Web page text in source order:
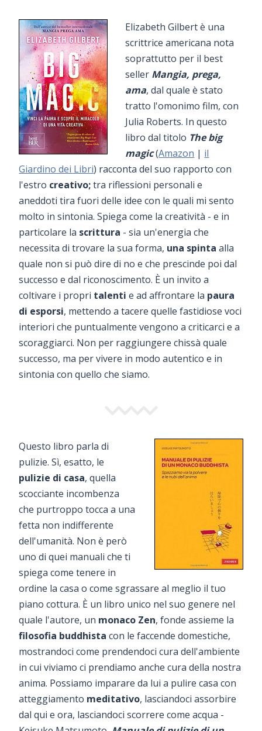
Elizabeth Gilbert è una
scrittrice americana nota
soprattutto per il best
seller Mangia, prega,
ama, dal quale è stato
tratto l'omonimo film, con
Julia Roberts. In questo
libro dal titolo The big
magic(Amazon | il
Giardino dei Libri) racconta del suo rapporto con
l'estro creativo;tra riflessioni personali e
aneddoti tira fuori delle idee con le quali mi sento
molto in sintonia. Spiega come la creatività - e in
particolare la scrittura - sia un'energia che
necessita di trovare la sua forma, una spinta alla
quale non si può dire di no e che prescinde poi dal
successo e dal riconoscimento. È un invito a
coltivare i propri talenti e ad affrontare la paura
di esporsi, mettendo a tacere quelle fastidiose voci
interiori che puntualmente vengono a criticarci e a
scoraggiarci. Non per raggiungere chissà quale
successo, ma per vivere in modo autentico e in
sintonia con quello che siamo.
Questo libro parla di
pulizie. Sì, esatto, le
pulizie di casa, quella
scocciante incombenza
che purtroppo tocca a una
fetta non indifferente
dell'umanità. Non è però
uno di quei manuali che ti
spiega come tenere in
ordine la casa o come sgrassare al meglio il tuo
piano cottura. È un libro unico nel suo genere nel
quale l'autore, un monaco Zen, fonde assieme la
filosofia buddhista con le faccende domestiche,
mostrandoci come prendendoci cura dell'ambiente
in cui viviamo ci prendiamo anche cura della nostra
anima. Possiamo imparare da lui a pulire casa con
atteggiamento meditativo, lasciandoci assorbire
dal qui e ora, lasciandoci scorrere come acqua -